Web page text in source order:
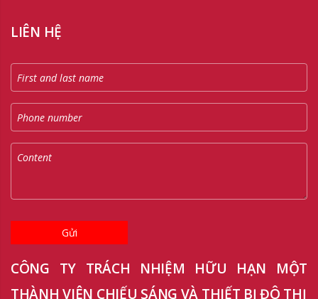
LIÊN HỆ
Gửi
CÔNG TY TRÁCH NHIỆM HỮU HẠN MỘT
THÀNH VIÊN CHIẾU SÁNG VÀ THIẾT BỊ ĐÔ THỊ